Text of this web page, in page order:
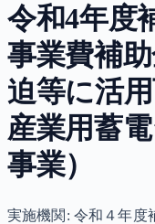
令和4年度
事業費補
迫等に活
産業用蓄
事業）
実施機関: 令和４年度